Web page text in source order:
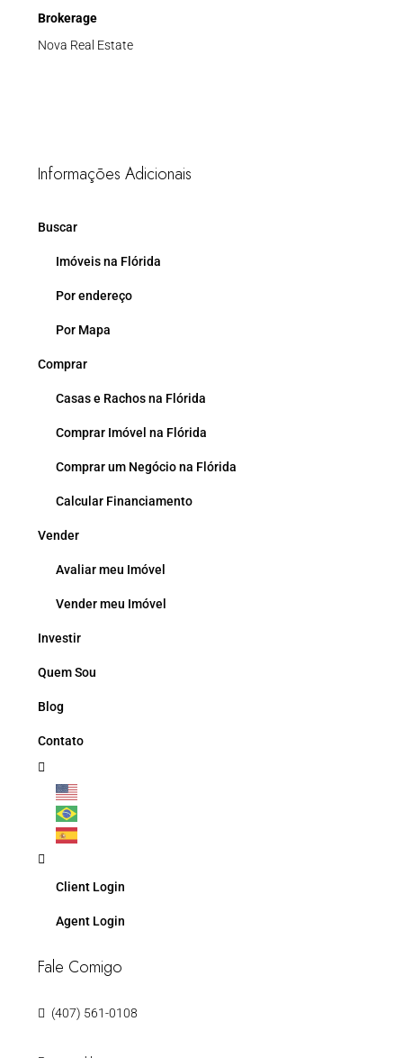
Brokerage
Nova Real Estate
Informações Adicionais
Buscar
Imóveis na Flórida
Por endereço
Por Mapa
Comprar
Casas e Rachos na Flórida
Comprar Imóvel na Flórida
Comprar um Negócio na Flórida
Calcular Financiamento
Vender
Avaliar meu Imóvel
Vender meu Imóvel
Investir
Quem Sou
Blog
Contato
Client Login
Agent Login
Fale Comigo
(407) 561-0108